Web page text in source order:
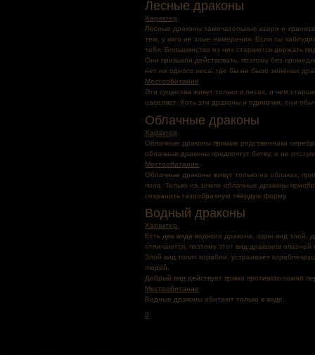
Лесные драконы
Характер
Лесные драконы замечательные егери и
тем, у кого не злые намерения. Если ты
тебя. Большинство из них стараются держать
Они привыкли действовать, поэтому без
нет ни одного леса, где бы не было зелёных
Местообитания
Эти существа живут только в лесах, и чем
населяет. Хоть эти драконы и одиночки, они
Облачные драконы
Характер
Облачные драконы прямые родственники
облачные драконы предпочтут битву, а не
Местообитание
Облачные драконы живут только на облаках,
пола. Только на земле облачные драконы
сохранить газообразную твёрдую форму.
Водный драконы
Характер
Есть два вида водного дракона, один вид
отличаются, поэтому этот вид драконов опасней
Злой вид топит корабли, устраивает
людей.
Добрый вид действует прямо противоположно
Местообитание
Водные драконы обитают только в воде.
0